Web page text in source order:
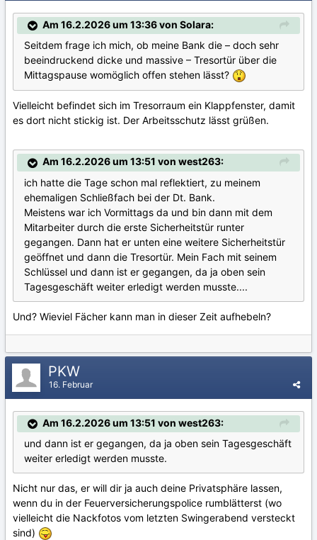
Am 16.2.2026 um 13:36 von Solara:
Seitdem frage ich mich, ob meine Bank die – doch sehr
beeindruckend dicke und massive – Tresortür über die
Mittagspause womöglich offen stehen lässt?
Vielleicht befindet sich im Tresorraum ein Klappfenster, damit
es dort nicht stickig ist. Der Arbeitsschutz lässt grüßen.
Am 16.2.2026 um 13:51 von west263:
ich hatte die Tage schon mal reflektiert, zu meinem
ehemaligen Schließfach bei der Dt. Bank.
Meistens war ich Vormittags da und bin dann mit dem
Mitarbeiter durch die erste Sicherheitstür runter
gegangen. Dann hat er unten eine weitere Sicherheitstür
geöffnet und dann die Tresortür. Mein Fach mit seinem
Schlüssel und dann ist er gegangen, da ja oben sein
Tagesgeschäft weiter erledigt werden musste....
Und? Wieviel Fächer kann man in dieser Zeit aufhebeln?
PKW
16. Februar
Am 16.2.2026 um 13:51 von west263:
und dann ist er gegangen, da ja oben sein Tagesgeschäft
weiter erledigt werden musste.
Nicht nur das, er will dir ja auch deine Privatsphäre lassen,
wenn du in der Feuerversicherungspolice rumblätterst (wo
vielleicht die Nackfotos vom letzten Swingerabend versteckt
sind)